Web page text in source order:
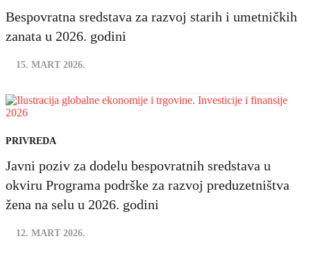
Bespovratna sredstava za razvoj starih i umetničkih
zanata u 2026. godini
15. MART 2026.
PRIVREDA
Javni poziv za dodelu bespovratnih sredstava u
okviru Programa podrške za razvoj preduzetništva
žena na selu u 2026. godini
12. MART 2026.